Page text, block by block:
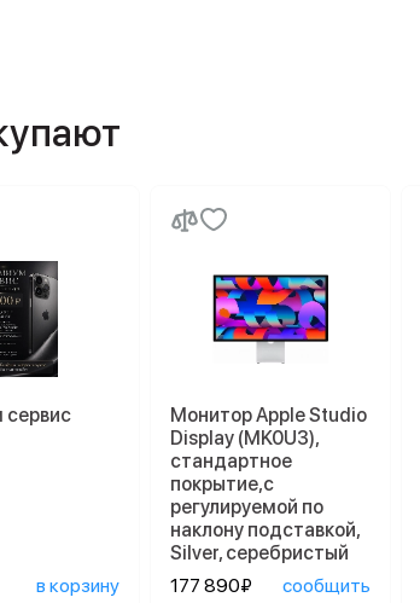
в корзину
Монитор Apple Studio
Display (MK0U3),
стандартное
покрытие,с
регулируемой по
наклону подставкой,
Silver, серебристый
177 890₽
сообщить